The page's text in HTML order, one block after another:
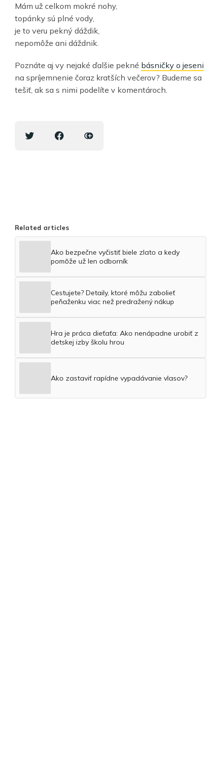
Mám už celkom mokré nohy,
topánky sú plné vody,
je to veru pekný dáždik,
nepomôže ani dáždnik.
Poznáte aj vy nejaké ďalšie pekné básničky o jeseni
na spríjemnenie čoraz kratších večerov? Budeme sa
tešiť, ak sa s nimi podelíte v komentároch.
Related articles
Ako bezpečne vyčistiť biele zlato a kedy
pomôže už len odborník
Cestujete? Detaily, ktoré môžu zabolieť
peňaženku viac než predražený nákup
Hra je práca dieťaťa: Ako nenápadne urobiť z
detskej izby školu hrou
Ako zastaviť rapídne vypadávanie vlasov?